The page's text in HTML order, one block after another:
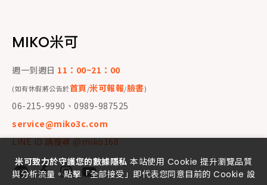
MIKO米可
週一到週日 11：00~21：00
(如有休假將公告於首頁/米可報報/臉書)
06-215-9990、0989-987525
service@miko3c.com
LINE ID 請搜尋 @miko168
米可致力於守護您的數據隱私 本站使用 Cookie 提升瀏覽品質
與分析流量。點擊「全部接受」即代表您同意目前的 Cookie 設